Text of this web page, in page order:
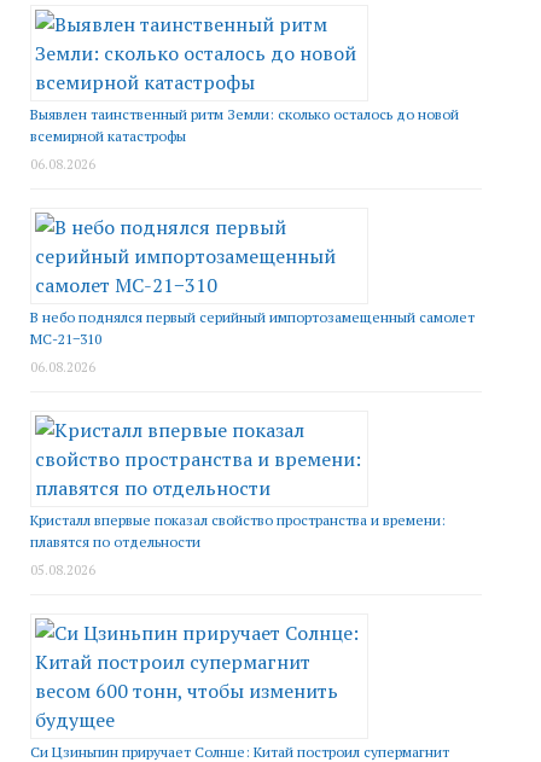
Выявлен таинственный ритм Земли: сколько осталось до новой
всемирной катастрофы
06.08.2026
В небо поднялся первый серийный импортозамещенный самолет
МС-21−310
06.08.2026
Кристалл впервые показал свойство пространства и времени:
плавятся по отдельности
05.08.2026
Си Цзиньпин приручает Солнце: Китай построил супермагнит